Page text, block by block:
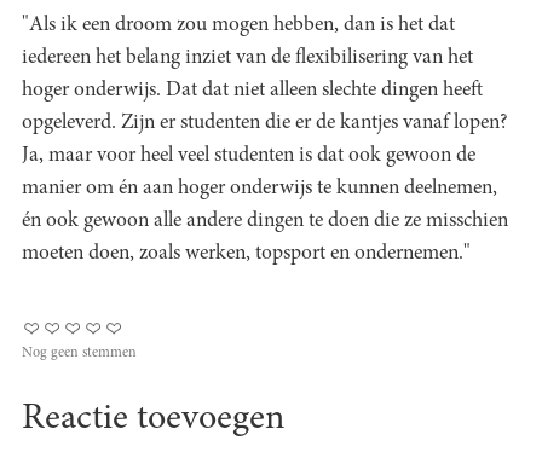
"Als ik een droom zou mogen hebben, dan is het dat
iedereen het belang inziet van de flexibilisering van het
hoger onderwijs. Dat dat niet alleen slechte dingen heeft
opgeleverd. Zijn er studenten die er de kantjes vanaf lopen?
Ja, maar voor heel veel studenten is dat ook gewoon de
manier om én aan hoger onderwijs te kunnen deelnemen,
én ook gewoon alle andere dingen te doen die ze misschien
moeten doen, zoals werken, topsport en ondernemen."
Nog geen stemmen
Reactie toevoegen